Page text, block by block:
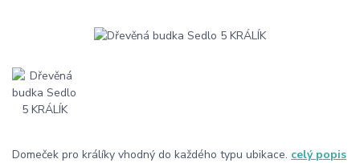
Domeček pro králíky vhodný do každého typu ubikace. celý popis